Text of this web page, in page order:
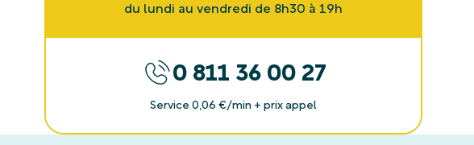
du lundi au vendredi de 8h30 à 19h
0 811 36 00 27
Service 0,06 €/min + prix appel